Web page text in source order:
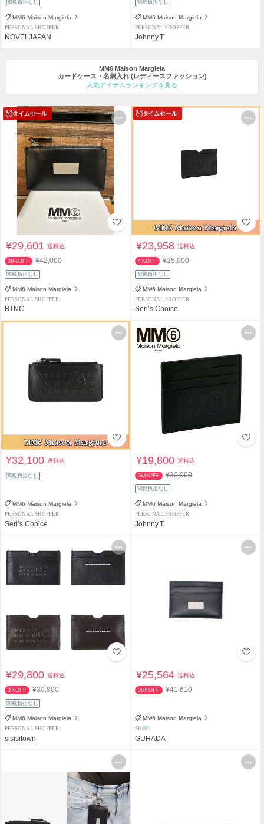
関税負担なし
MM6 Maison Margiela
PERSONAL SHOPPER
NOVELJAPAN
関税負担なし
MM6 Maison Margiela
PERSONAL SHOPPER
Johnny.T
MM6 Maison Margiela
カードケース・名刺入れ (レディースファッション)
人気アイテムランキングを見る
タイムセール
¥29,601送料込
29%OFF ¥42,000
関税負担なし
MM6 Maison Margiela
PERSONAL SHOPPER
BTNC
タイムセール
¥23,958送料込
4%OFF ¥25,000
関税負担なし
MM6 Maison Margiela
PERSONAL SHOPPER
Seri’s Choice
¥32,100送料込
関税負担なし
MM6 Maison Margiela
PERSONAL SHOPPER
Seri’s Choice
¥19,800送料込
34%OFF ¥30,000
関税負担なし
MM6 Maison Margiela
PERSONAL SHOPPER
Johnny.T
¥29,800送料込
3%OFF ¥30,800
関税負担なし
MM6 Maison Margiela
PERSONAL SHOPPER
sisisitown
¥25,564送料込
38%OFF ¥41,610
MM6 Maison Margiela
SHOP
GUHADA